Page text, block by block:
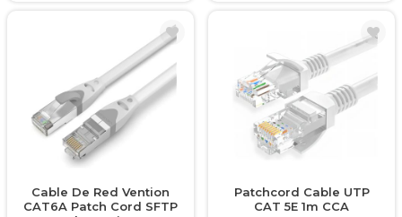
Cable De Red Vention
CAT6A Patch Cord SFTP
Patchcord Cable UTP
CAT 5E 1m CCA